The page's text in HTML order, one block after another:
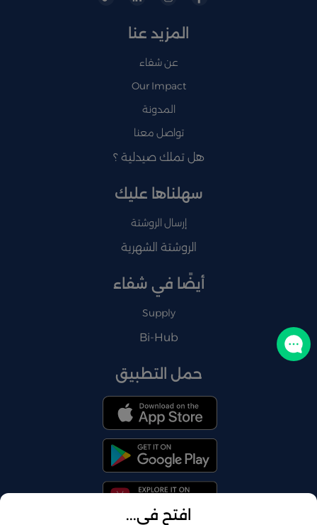
افتح في...
المزيد عنا
عن شفاء
Our Impact
المدونة
تواصل معنا
هل تملك صيدلية ؟
سهلناها عليك
إرسال الروشتة
الروشتة الشهرية
أيضًا في شفاء
Supply
Bi-Hub
حمل التطبيق
تواصل معنا